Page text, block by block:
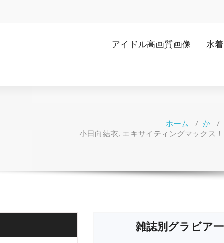
アイドル高画質画像 水
ホーム /か /
小日向結衣, エキサイティングマックス
雑誌別グラビア